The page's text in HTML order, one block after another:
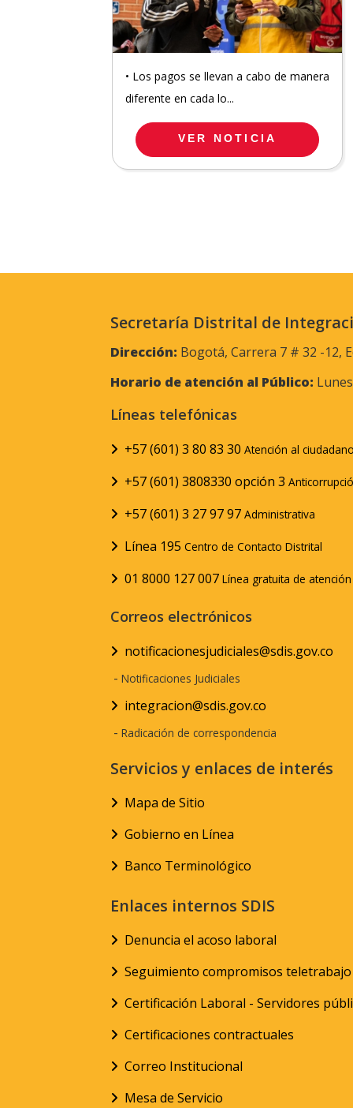
• Los pagos se llevan a cabo de manera
diferente en cada lo...
VER NOTICIA
Secretaría Distrital de
Dirección: Bogotá, Carrera 7 # 32 -12,
Horario de atención al Público:
Líneas telefónicas
+57 (601) 3 80 83 30 Atención al
+57 (601) 3808330 opción 3
+57 (601) 3 27 97 97 Administrativa
Línea 195 Centro de Contacto Distrital
01 8000 127 007 Línea gratuita de
Correos electrónicos
notificacionesjudiciales@sdis.gov.co
- Notificaciones Judiciales
integracion@sdis.gov.co
- Radicación de correspondencia
Servicios y enlaces de interés
Mapa de Sitio
Gobierno en Línea
Banco Terminológico
Enlaces internos SDIS
Denuncia el acoso laboral
Seguimiento compromisos teletrabajo
Certificación Laboral - Servidores
Certificaciones contractuales
Correo Institucional
Mesa de Servicio